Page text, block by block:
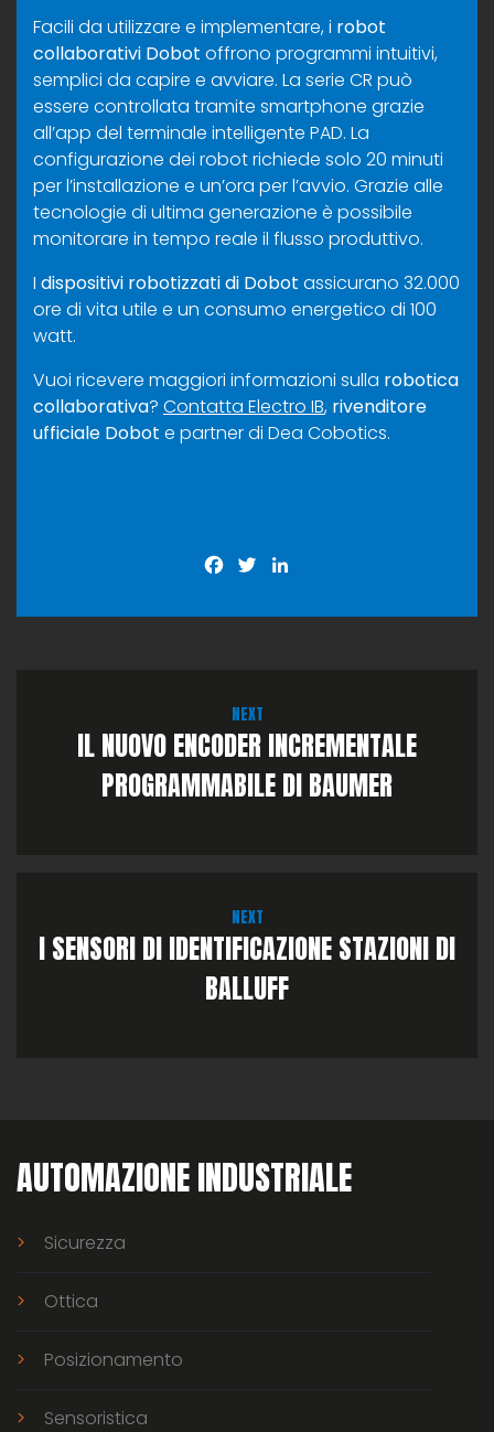
Facili da utilizzare e implementare, i robot
collaborativi Dobot offrono programmi intuitivi,
semplici da capire e avviare. La serie CR può
essere controllata tramite smartphone grazie
all’app del terminale intelligente PAD. La
configurazione dei robot richiede solo 20 minuti
per l’installazione e un’ora per l’avvio. Grazie alle
tecnologie di ultima generazione è possibile
monitorare in tempo reale il flusso produttivo.
I dispositivi robotizzati di Dobot assicurano 32.000
ore di vita utile e un consumo energetico di 100
watt.
Vuoi ricevere maggiori informazioni sulla robotica
collaborativa? Contatta Electro IB, rivenditore
ufficiale Dobot e partner di Dea Cobotics.
Facebook
Twitter
NEXT
IL NUOVO ENCODER INCREMENTALE
PROGRAMMABILE DI BAUMER
NEXT
I SENSORI DI IDENTIFICAZIONE STAZIONI DI
BALLUFF
AUTOMAZIONE INDUSTRIALE
Sicurezza
Ottica
Posizionamento
Sensoristica